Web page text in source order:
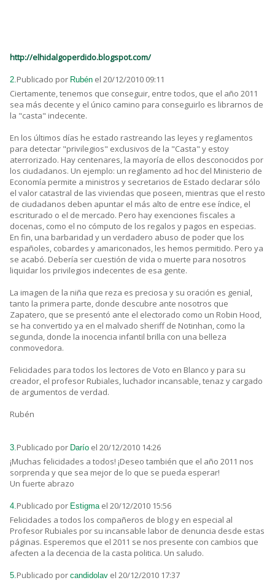
http://elhidalgoperdido.blogspot.com/
2.Publicado por Rubén el 20/12/2010 09:11
Ciertamente, tenemos que conseguir, entre todos, que el año 2011
sea más decente y el único camino para conseguirlo es librarnos de
la "casta" indecente.
En los últimos días he estado rastreando las leyes y reglamentos
para detectar "privilegios" exclusivos de la "Casta" y estoy
aterrorizado. Hay centenares, la mayoría de ellos desconocidos por
los ciudadanos. Un ejemplo: un reglamento ad hoc del Ministerio de
Economía permite a ministros y secretarios de Estado declarar sólo
el valor catastral de las viviendas que poseen, mientras que el resto
de ciudadanos deben apuntar el más alto de entre ese índice, el
escriturado o el de mercado. Pero hay exenciones fiscales a
docenas, como el no cómputo de los regalos y pagos en especias.
En fin, una barbaridad y un verdadero abuso de poder que los
españoles, cobardes y amariconados, les hemos permitido. Pero ya
se acabó. Debería ser cuestión de vida o muerte para nosotros
liquidar los privilegios indecentes de esa gente.
La imagen de la niña que reza es preciosa y su oración es genial,
tanto la primera parte, donde descubre ante nosotros que
Zapatero, que se presentó ante el electorado como un Robin Hood,
se ha convertido ya en el malvado sheriff de Notinhan, como la
segunda, donde la inocencia infantil brilla con una belleza
conmovedora.
Felicidades para todos los lectores de Voto en Blanco y para su
creador, el profesor Rubiales, luchador incansable, tenaz y cargado
de argumentos de verdad.
Rubén
3.Publicado por Darío el 20/12/2010 14:26
¡Muchas felicidades a todos! ¡Deseo también que el año 2011 nos
sorprenda y que sea mejor de lo que se pueda esperar!
Un fuerte abrazo
4.Publicado por Estigma el 20/12/2010 15:56
Felicidades a todos los compañeros de blog y en especial al
Profesor Rubiales por su incansable labor de denuncia desde estas
páginas. Esperemos que el 2011 se nos presente con cambios que
afecten a la decencia de la casta politica. Un saludo.
5.Publicado por candidolav el 20/12/2010 17:37